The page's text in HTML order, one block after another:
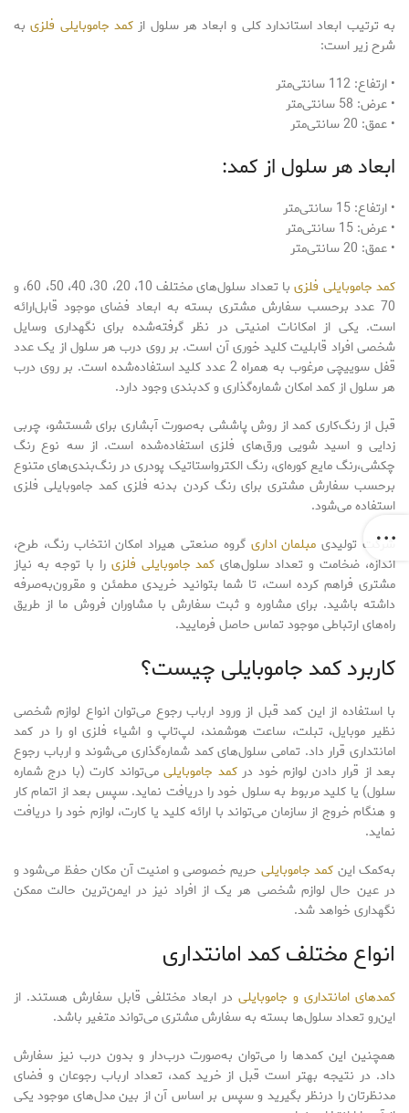
به ترتیب ابعاد استاندارد کلی و ابعاد هر سلول ازکمد جاموبایلی فلزیبه
شرح زیر است:
• ارتفاع: 112 سانتی‌متر
• عرض: 58 سانتی‌متر
• عمق: 20 سانتی‌متر
ابعاد هر سلول از کمد:
• ارتفاع: 15 سانتی‌متر
• عرض: 15 سانتی‌متر
• عمق: 20 سانتی‌متر
کمد جاموبایلی فلزی
با تعداد سلول‌های مختلف 10، 20، 30، 40، 50، 60، و
70 عدد برحسب سفارش مشتری بسته به ابعاد فضای موجود قابل‌ارائه
است. یکی از امکانات امنیتی در نظر گرفته‌شده برای نگهداری وسایل
شخصی افراد قابلیت کلید خوری آن است. بر روی درب هر سلول از یک عدد
قفل سوییچی مرغوب به همراه 2 عدد کلید استفاده‌شده است. بر روی درب
هر سلول از کمد امکان شماره‌گذاری و کدبندی وجود دارد.
قبل از رنگ‌کاری کمد از روش پاششی به‌صورت آبشاری برای شستشو، چربی
زدایی و اسید شویی ورق‌های فلزی استفاده‌شده است. از سه نوع رنگ
چکشی،رنگ مایع کوره‌ای، رنگ الکترواستاتیک پودری در رنگ‌بندی‌های متنوع
برحسب سفارش مشتری برای رنگ کردن بدنه فلزی کمد جاموبایلی فلزی
استفاده می‌شود.
شرکت تولیدی مبلمان اداری گروه صنعتی هیراد امکان انتخاب رنگ، طرح،
اندازه، ضخامت و تعداد سلول‌های کمد جاموبایلی فلزی را با توجه به نیاز
مشتری فراهم کرده است، تا شما بتوانید خریدی مطمئن و مقرون‌به‌صرفه
داشته باشید. برای مشاوره و ثبت سفارش با مشاوران فروش ما از طریق
راه‌های ارتباطی موجود تماس حاصل فرمایید.
کاربرد کمد جاموبایلی چیست؟
با استفاده از این کمد قبل از ورود ارباب رجوع می‌توان انواع لوازم شخصی
نظیر موبایل، تبلت، ساعت هوشمند، لپ‌تاپ و اشیاء فلزی او را در کمد
امانتداری قرار داد. تمامی سلول‌های کمد شماره‌گذاری می‌شوند و ارباب رجوع
بعد از قرار دادن لوازم خود درکمد جاموبایلیمی‌تواند کارت (با درج شماره
سلول) یا کلید مربوط به سلول خود را دریافت نماید. سپس بعد از اتمام کار
و هنگام خروج از سازمان می‌تواند با ارائه کلید یا کارت، لوازم خود را دریافت
نماید.
به‌کمک این کمد جاموبایلی حریم خصوصی و امنیت آن مکان حفظ می‌شود و
در عین حال لوازم شخصی هر یک از افراد نیز در ایمن‌ترین حالت ممکن
نگهداری خواهد شد.
انواع مختلف کمد امانتداری
کمدهای امانتداری و جاموبایلی در ابعاد مختلفی قابل سفارش هستند. از
این‌رو تعداد سلول‌ها بسته به سفارش مشتری می‌تواند متغیر باشد.
همچنین این کمدها را می‌توان به‌صورت درب‌دار و بدون درب نیز سفارش
داد. در نتیجه بهتر است قبل از خرید کمد، تعداد ارباب رجوعان و فضای
مدنظرتان را درنظر بگیرید و سپس بر اساس آن از بین مدل‌های موجود یکی